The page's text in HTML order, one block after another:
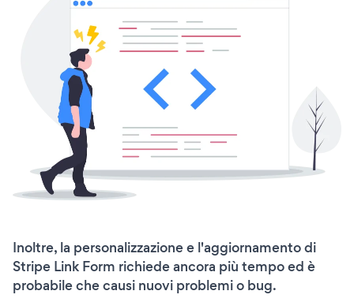
Inoltre, la personalizzazione e l'aggiornamento di
Stripe Link Form richiede ancora più tempo ed è
probabile che causi nuovi problemi o bug.